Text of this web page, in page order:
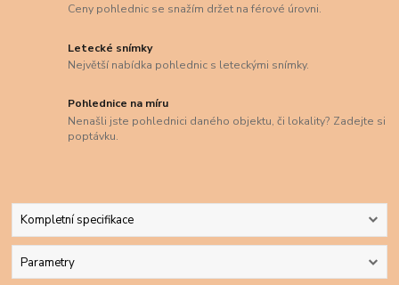
Ceny pohlednic se snažím držet na férové úrovni.
Letecké snímky
Největší nabídka pohlednic s leteckými snímky.
Pohlednice na míru
Nenašli jste pohlednici daného objektu, či lokality? Zadejte si
poptávku.
Kompletní specifikace
Parametry